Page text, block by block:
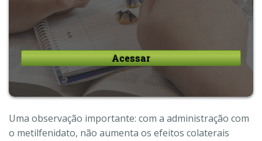
Acessar
Uma observação importante: com a administração com
o metilfenidato, não aumenta os efeitos colaterais